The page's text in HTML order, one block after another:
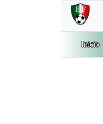
Inicio